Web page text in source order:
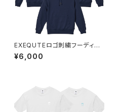
EXEQUTEロゴ刺繍フーディイ
ンディゴ
¥6,000